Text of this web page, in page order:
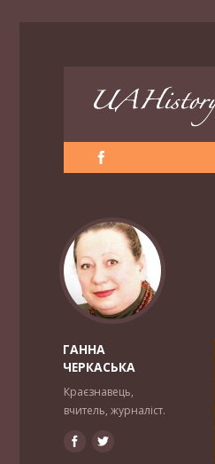
ГАННА
ЧЕРКАСЬКА
Краєзнавець,
вчитель, журналіст.